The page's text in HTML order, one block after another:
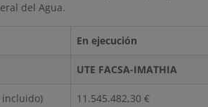
del Agua.
En ejecución
UTE FACSA-IMATHIA
incluido) 11.545.482,30 €